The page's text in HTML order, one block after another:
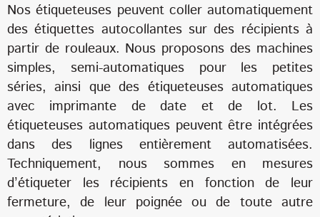
Nos étiqueteuses peuvent coller automatiquement
des étiquettes autocollantes sur des récipients à
partir de rouleaux. Nous proposons des machines
simples, semi-automatiques pour les petites
séries, ainsi que des étiqueteuses automatiques
avec imprimante de date et de lot. Les
étiqueteuses automatiques peuvent être intégrées
dans des lignes entièrement automatisées.
Techniquement, nous sommes en mesures
d’étiqueter les récipients en fonction de leur
fermeture, de leur poignée ou de toute autre